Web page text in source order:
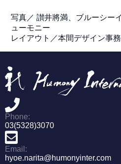
写真／讃井將満、ブルーシー
ューモニー
レイアウト／本間デザイン事
Phone:
03(5328)3070
Email:
hyoe.narita@humonyinter.com